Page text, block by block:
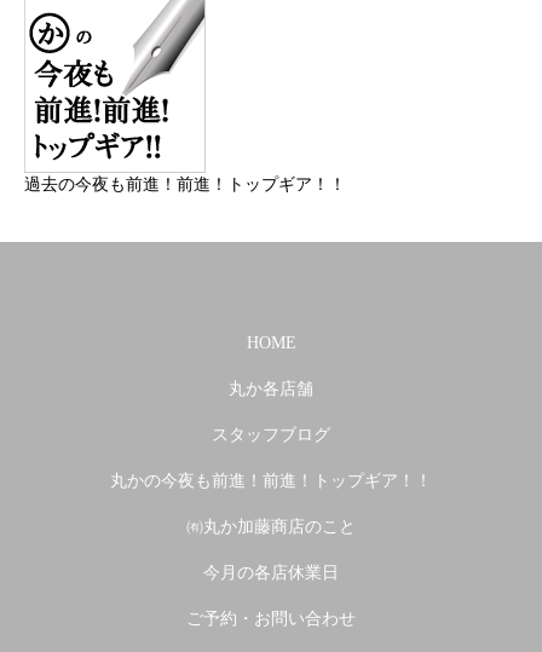
過去の今夜も前進！前進！トップギア！！
HOME
丸か各店舗
スタッフブログ
丸かの今夜も前進！前進！トップギア！！
㈲丸か加藤商店のこと
今月の各店休業日
ご予約・お問い合わせ